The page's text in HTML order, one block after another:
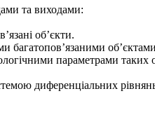
та виходами:
об’єкти.
багатопов’язаними
параметрами таких
диференціальних